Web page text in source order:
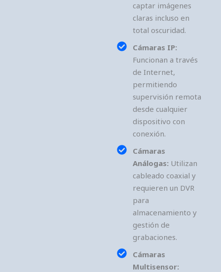
captar imágenes
claras incluso en
total oscuridad.
Cámaras IP:
Funcionan a través
de Internet,
permitiendo
supervisión remota
desde cualquier
dispositivo con
conexión.
Cámaras
Análogas: Utilizan
cableado coaxial y
requieren un DVR
para
almacenamiento y
gestión de
grabaciones.
Cámaras
Multisensor: